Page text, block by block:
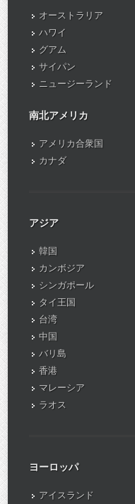
オーストラリア
ハワイ
グアム
サイパン
ニュージーランド
南北アメリカ
アメリカ合衆国
カナダ
アジア
韓国
カンボジア
シンガポール
タイ王国
台湾
中国
バリ島
香港
マレーシア
ラオス
ヨーロッパ
アイスランド